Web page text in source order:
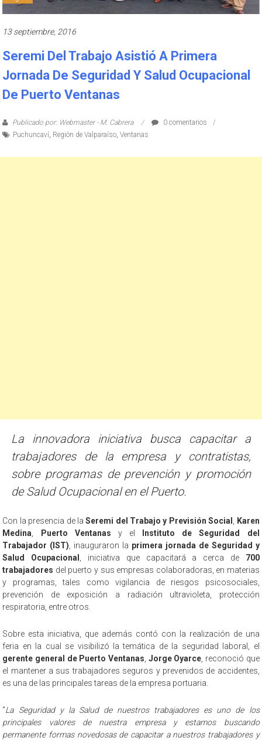
13 septiembre, 2016
Seremi Del Trabajo Asistió A Primera
Jornada De Seguridad Y Salud Ocupacional
De Puerto Ventanas
Publicado por: Webmaster - M. Cabrera
0 comentarios
Puchuncaví Región de Valparaíso ,Ventanas
La innovadora iniciativa busca capacitar a
trabajadores de la empresa y contratistas,
sobre programas de prevención y promoción
de Salud Ocupacional en el Puerto.
Con la presencia de laSeremi del Trabajo y Previsión Social
Karen
Medina
Puerto Ventanas y el
Instituto de Seguridad del
Trabajador (IST) , inauguraron la primera jornada de Seguridad y
Salud Ocupacional
, iniciativa que capacitará a cerca de 700
trabajadores del puerto y sus empresas colaboradoras, en materias
y programas, tales como vigilancia de riesgos psicosociales,
prevención de exposición a radiación ultravioleta, protección
respiratoria, entre otros.
Sobre esta iniciativa, que además contó con la realización de una
feria en la cual se visibilizó la temática de la seguridad laboral, el
gerente general de Puerto Ventanas Jorge Oyarce , reconoció que
el mantener a sus trabajadores seguros y prevenidos de accidentes,
es una de las principales tareas de la empresa portuaria.
“La Seguridad y la Salud de nuestros trabajadores es uno de los
principales valores de nuestra empresa y estamos buscando
permanente formas novedosas de capacitar a nuestros trabajadores y